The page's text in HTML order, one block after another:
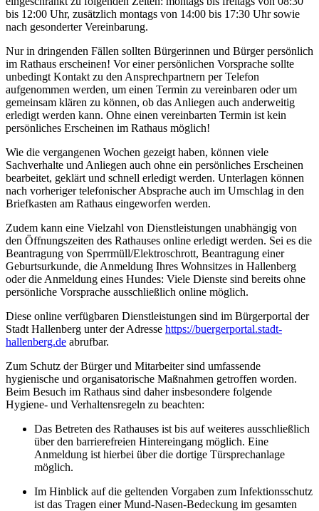
bis 12:00 Uhr, zusätzlich montags von 14:00 bis 17:30 Uhr sowie
nach gesonderter Vereinbarung.
Nur in dringenden Fällen sollten Bürgerinnen und Bürger persönlich
im Rathaus erscheinen! Vor einer persönlichen Vorsprache sollte
unbedingt Kontakt zu den Ansprechpartnern per Telefon
aufgenommen werden, um einen Termin zu vereinbaren oder um
gemeinsam klären zu können, ob das Anliegen auch anderweitig
erledigt werden kann. Ohne einen vereinbarten Termin ist kein
persönliches Erscheinen im Rathaus möglich!
Wie die vergangenen Wochen gezeigt haben, können viele
Sachverhalte und Anliegen auch ohne ein persönliches Erscheinen
bearbeitet, geklärt und schnell erledigt werden. Unterlagen können
nach vorheriger telefonischer Absprache auch im Umschlag in den
Briefkasten am Rathaus eingeworfen werden.
Zudem kann eine Vielzahl von Dienstleistungen unabhängig von
den Öffnungszeiten des Rathauses online erledigt werden. Sei es die
Beantragung von Sperrmüll/Elektroschrott, Beantragung einer
Geburtsurkunde, die Anmeldung Ihres Wohnsitzes in Hallenberg
oder die Anmeldung eines Hundes: Viele Dienste sind bereits ohne
persönliche Vorsprache ausschließlich online möglich.
Diese online verfügbaren Dienstleistungen sind im Bürgerportal der
Stadt Hallenberg unter der Adresse https://buergerportal.stadt-
hallenberg.de abrufbar.
Zum Schutz der Bürger und Mitarbeiter sind umfassende
hygienische und organisatorische Maßnahmen getroffen worden.
Beim Besuch im Rathaus sind daher insbesondere folgende
Hygiene- und Verhaltensregeln zu beachten:
Das Betreten des Rathauses ist bis auf weiteres ausschließlich
über den barrierefreien Hintereingang möglich. Eine
Anmeldung ist hierbei über die dortige Türsprechanlage
möglich.
Im Hinblick auf die geltenden Vorgaben zum Infektionsschutz
ist das Tragen einer Mund-Nasen-Bedeckung im gesamten